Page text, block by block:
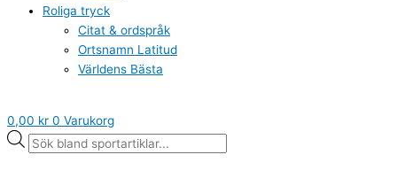
Roliga tryck
Citat & ordspråk
Ortsnamn Latitud
Världens Bästa
0,00 kr 0 Varukorg